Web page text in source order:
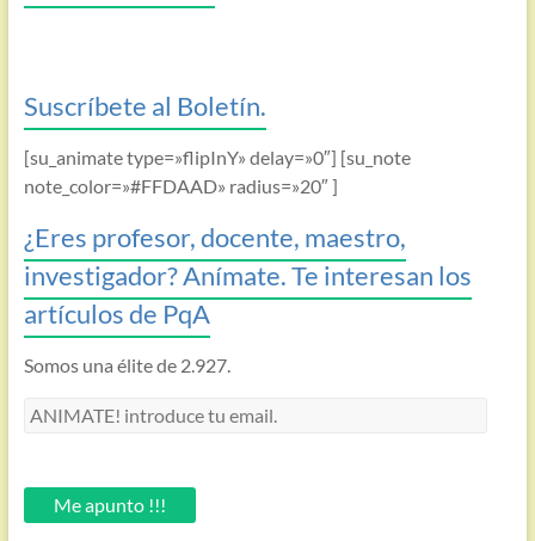
Suscríbete al Boletín.
[su_animate type=»flipInY» delay=»0″] [su_note
note_color=»#FFDAAD» radius=»20″ ]
¿Eres profesor, docente, maestro,
investigador? Anímate. Te interesan los
artículos de PqA
Somos una élite de 2.927.
ANIMATE!
email.Me apunto !!!